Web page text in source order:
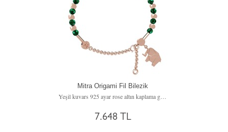
Mitra Origami Fil Bilezik
Yeşil kuvars 925 ayar rose altın kaplama gümüş bilezik
7.648 TL